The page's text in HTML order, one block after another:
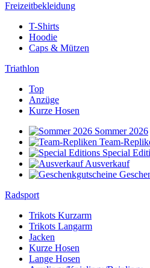
Freizeitbekleidung
T-Shirts
Hoodie
Caps & Mützen
Triathlon
Top
Anzüge
Kurze Hosen
Sommer 2026
Team-
Special
Ausverkauf
Radsport
Trikots Kurzarm
Trikots Langarm
Jacken
Kurze Hosen
Lange Hosen